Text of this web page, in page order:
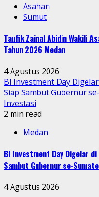
Asahan
Sumut
Taufik Zainal Abidin Wakili
Tahun 2026 Medan
4 Agustus 2026
BI Investment Day
Siap Sambut Gubernur
Investasi
2 min read
Medan
BI Investment Day Digelar di
Sambut Gubernur se-
4 Agustus 2026